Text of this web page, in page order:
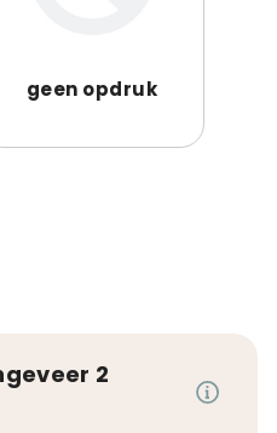
geen opdruk
2